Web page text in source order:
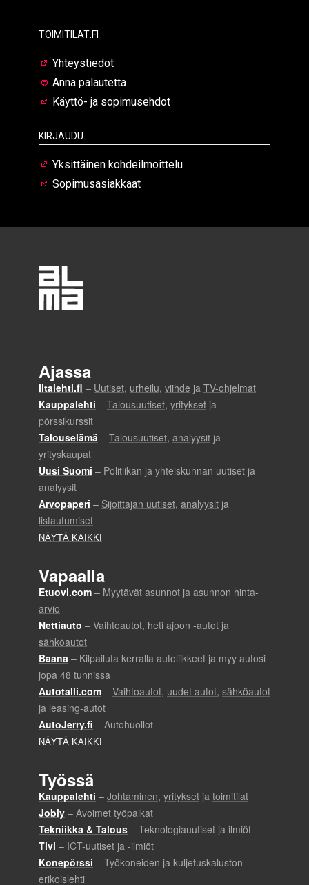
Toimitilat.fi
Yhteystiedot
Anna palautetta
Käyttö- ja sopimusehdot
Kirjaudu
Yksittäinen kohdeilmoittelu
Sopimusasiakkaat